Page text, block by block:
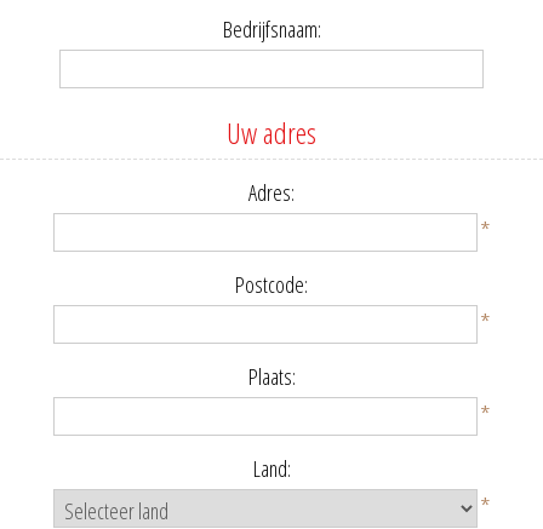
Bedrijfsnaam:
Uw adres
Adres:
*
Postcode:
*
Plaats:
*
Land:
*